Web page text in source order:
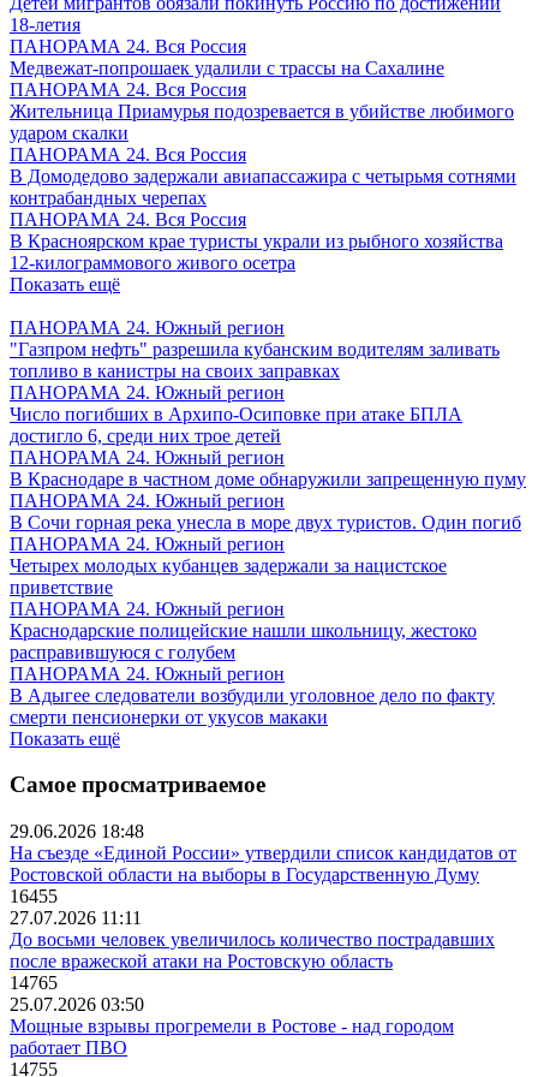
18-летия
ПАНОРАМА 24. Вся Россия
Медвежат-попрошаек удалили с трассы на Сахалине
ПАНОРАМА 24. Вся Россия
Жительница Приамурья подозревается в убийстве любимого
ударом скалки
ПАНОРАМА 24. Вся Россия
В Домодедово задержали авиапассажира с четырьмя сотнями
контрабандных черепах
ПАНОРАМА 24. Вся Россия
В Красноярском крае туристы украли из рыбного хозяйства
12-килограммового живого осетра
Показать ещё
ПАНОРАМА 24. Южный регион
"Газпром нефть" разрешила кубанским водителям заливать
топливо в канистры на своих заправках
ПАНОРАМА 24. Южный регион
Число погибших в Архипо-Осиповке при атаке БПЛА
достигло 6, среди них трое детей
ПАНОРАМА 24. Южный регион
В Краснодаре в частном доме обнаружили запрещенную пуму
ПАНОРАМА 24. Южный регион
В Сочи горная река унесла в море двух туристов. Один погиб
ПАНОРАМА 24. Южный регион
Четырех молодых кубанцев задержали за нацистское
приветствие
ПАНОРАМА 24. Южный регион
Краснодарские полицейские нашли школьницу, жестоко
расправившуюся с голубем
ПАНОРАМА 24. Южный регион
В Адыгее следователи возбудили уголовное дело по факту
смерти пенсионерки от укусов макаки
Показать ещё
Самое просматриваемое
29.06.2026 18:48
На съезде «Единой России» утвердили список кандидатов от
Ростовской области на выборы в Государственную Думу
16455
27.07.2026 11:11
До восьми человек увеличилось количество пострадавших
после вражеской атаки на Ростовскую область
14765
25.07.2026 03:50
Мощные взрывы прогремели в Ростове - над городом
работает ПВО
14755